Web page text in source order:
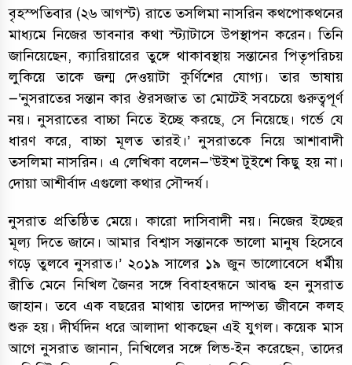
বৃহস্পতিবার (২৬ আগস্ট) রাতে তসলিমা নাসরিন কথপোকথনের
মাধ‌্যমে নিজের ভাবনার কথা স্ট‌্যাটাসে উপস্থাপন করেন। তিনি
জানিয়েছেন, ক‌্যারিয়ারের তুঙ্গে থাকাবস্থায় সন্তানের পিতৃপরিচয়
লুকিয়ে তাকে জন্ম দেওয়াটা কুর্ণিশের যোগ্য। তার ভাষায়
—‘নুসরাতের সন্তান কার ঔরসজাত তা মোটেই সবচেয়ে গুরুত্বপূর্ণ
নয়। নুসরাতের বাচ্চা নিতে ইচ্ছে করছে, সে নিয়েছে। গর্ভে যে
ধারণ করে, বাচ্চা মূলত তারই।’ নুসরাতকে নিয়ে আশাবাদী
তসলিমা নাসরিন। এ লেখিকা বলেন—‘উইশ টুইশে কিছু হয় না।
দোয়া আশীর্বাদ এগুলো কথার সৌন্দর্য।
নুসরাত প্রতিষ্ঠিত মেয়ে। কারো দাসিবাদী নয়। নিজের ইচ্ছের
মূল্য দিতে জানে। আমার বিশ্বাস সন্তানকে ভালো মানুষ হিসেবে
গড়ে তুলবে নুসরাত।’ ২০১৯ সালের ১৯ জুন ভালোবেসে ধর্মীয়
রীতি মেনে নিখিল জৈনর সঙ্গে বিবাহবন্ধনে আবদ্ধ হন নুসরাত
জাহান। তবে এক বছরের মাথায় তাদের দাম্পত‌্য জীবনে কলহ
শুরু হয়। দীর্ঘদিন ধরে আলাদা থাকছেন এই যুগল। কয়েক মাস
আগে নুসরাত জানান, নিখিলের সঙ্গে লিভ-ইন করেছেন, তাদের